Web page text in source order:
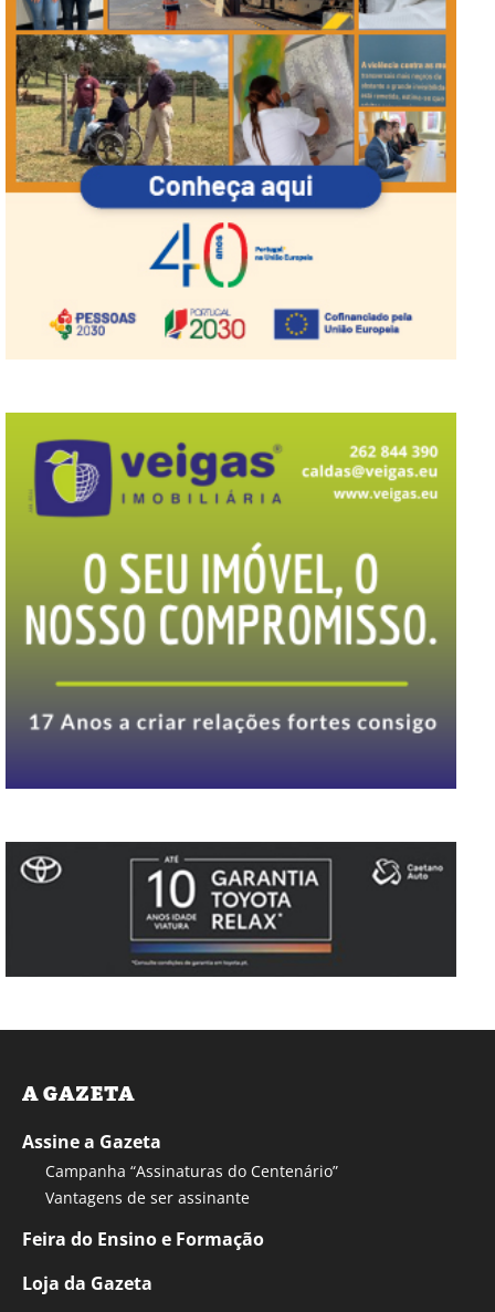
A GAZETA
Assine a Gazeta
Campanha “Assinaturas do Centenário”
Vantagens de ser assinante
Feira do Ensino e Formação
Loja da Gazeta